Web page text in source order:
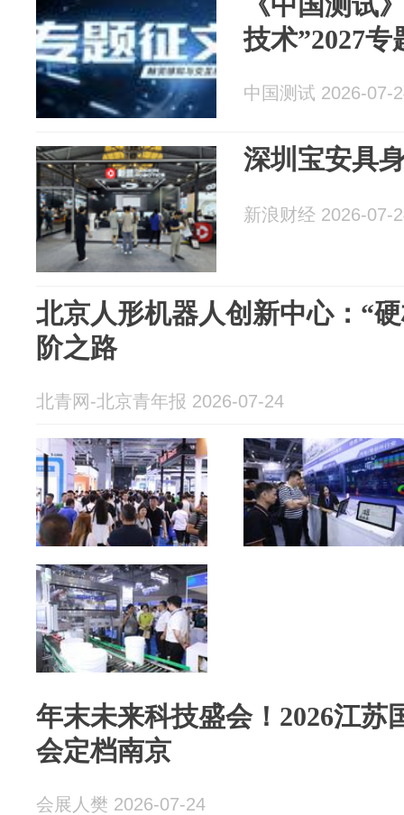
技术”2027专
中国测试 2026-07-
深圳宝安具
新浪财经 2026-07-
北京人形机器人创新中心：“
阶之路
北青网-北京青年报 2026-07-24
年末未来科技盛会！2026江苏
会定档南京
会展人樊 2026-07-24